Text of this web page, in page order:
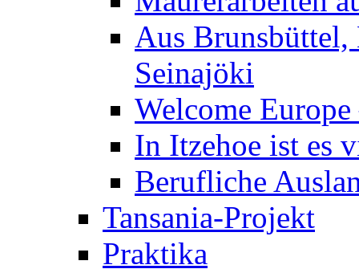
Aus Brunsbüttel,
Seinajöki
Welcome
In Itzehoe ist es
Berufliche
Tansania-Projekt
Praktika